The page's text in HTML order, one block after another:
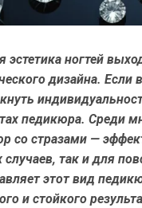
эстетика ногтей
дизайна.
педикюра. Среди
со стразами —
так и для
этот вид
и стойкого